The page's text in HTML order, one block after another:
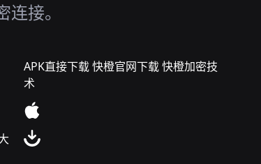
接。
APK直接下载 快橙官网下载 快橙加密技
术